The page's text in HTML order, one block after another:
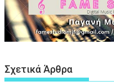
Σχετικά Άρθρα